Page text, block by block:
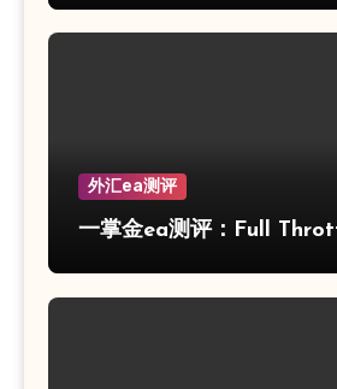
外汇ea测评
一掌金ea测评：Full